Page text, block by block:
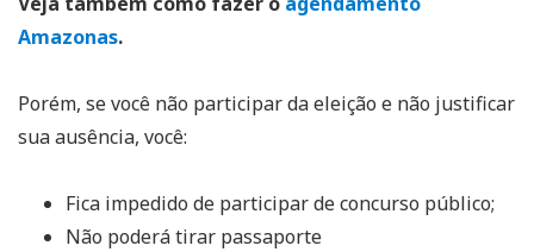
Amazonas.
Porém, se você não participar da eleição e não justificar
sua ausência, você:
Fica impedido de participar de concurso público;
Não poderá tirar passaporte